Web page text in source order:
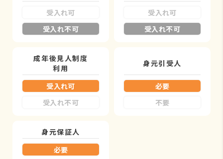
受入れ可
受入れ不可
受入れ可
受入れ不可
成年後見人制度
利用
受入れ可
受入れ不可
身元引受人
必要
不要
身元保証人
必要